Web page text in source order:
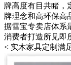
牌高度有目共睹，
牌理念和高环保高
据雪宝专卖店体系
消费者打造所见即
< 实木家具定制满